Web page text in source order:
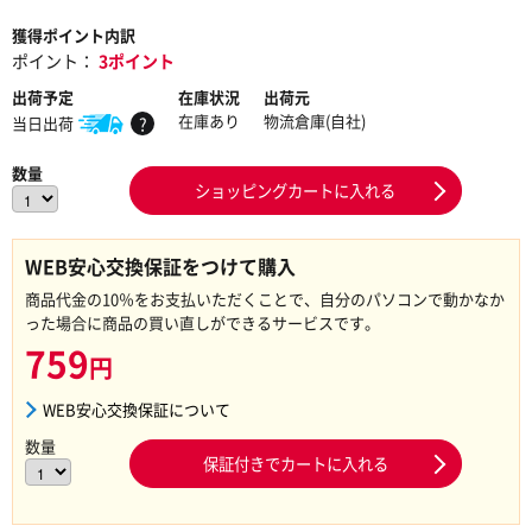
獲得ポイント内訳
ポイント： 3ポイント
出荷予定
当日出荷
?
在庫状況
在庫あり
出荷元
物流倉庫(自社)
数量
ショッピングカートに入れる
WEB安心交換保証をつけて購入
商品代金の10％をお支払いただくことで、自分のパソコンで動かなか
った場合に商品の買い直しができるサービスです。
759円
WEB安心交換保証について
数量
保証付きでカートに入れる